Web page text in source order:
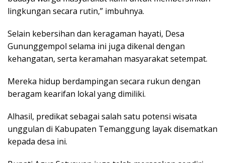
lingkungan secara rutin,” imbuhnya.
Selain kebersihan dan keragaman hayati, Desa
Gununggempol selama ini juga dikenal dengan
kehangatan, serta keramahan masyarakat setempat.
Mereka hidup berdampingan secara rukun dengan
beragam kearifan lokal yang dimiliki.
Alhasil, predikat sebagai salah satu potensi wisata
unggulan di Kabupaten Temanggung layak disematkan
kepada desa ini.